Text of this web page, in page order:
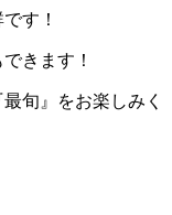
す！
きます！
旬』をお楽しみく